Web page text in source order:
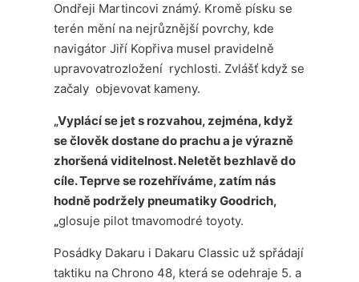
Ondřeji Martincovi známý. Kromě písku se
terén mění na nejrůznější povrchy, kde
navigátor Jiří Kopřiva musel pravidelně
upravovatrozložení rychlosti. Zvlášť když se
začaly objevovat kameny.
„Vyplácí se jet s rozvahou, zejména, když
se člověk dostane do prachu a je výrazně
zhoršená viditelnost. Neletět bezhlavě do
cíle. Teprve se rozehříváme, zatím nás
hodně podržely pneumatiky Goodrich,
„glosuje pilot tmavomodré toyoty.
Posádky Dakaru i Dakaru Classic už spřádají
taktiku na Chrono 48, která se odehraje 5. a